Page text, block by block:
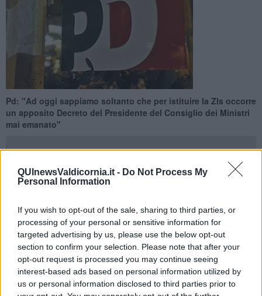
QUInewsValdicornia.it - Do Not Process My
Personal Information
If you wish to opt-out of the sale, sharing to third parties, or
processing of your personal or sensitive information for
targeted advertising by us, please use the below opt-out
section to confirm your selection. Please note that after your
opt-out request is processed you may continue seeing
interest-based ads based on personal information utilized by
us or personal information disclosed to third parties prior to
Pd: "Ad oggi sappiamo soltanto che per istituire la Zls occorre
un apposito Decreto del Presidente del Consiglio dei Ministri
mai emanato"
la Costa
“La Zona Logistica semplificata della Toscana attende da mesi di
essere istituita. L’area, già individuata dalla Regione, potrebbe
sviluppare molte potenzialità di crescita dei territori, soprattutto
della Costa su cui si concentrano i poli di crisi industriale".